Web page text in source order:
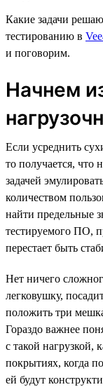
Какие задачи
тестированию в
и поговорим.
Начнем
Если усреднить
то получается, что
задачей
количеством
найти предельные
тестируемого ПО,
перестает быть
Нет ничего
легковушку,
положить три
Гораздо важнее
с такой нагрузкой,
покрытиях, когда
ей будут